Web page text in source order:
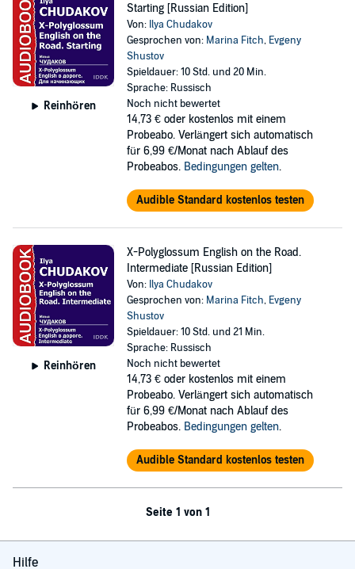
Reinhören
Starting [Russian Edition]
Von: Ilya Chudakov
Gesprochen von: Marina Fitch, Evgeny
Shustov
Spieldauer: 10 Std. und 20 Min.
Sprache: Russisch
Noch nicht bewertet
14,73 € oder kostenlos mit einem
Probeabo. Verlängert sich automatisch
für 6,99 €/Monat nach Ablauf des
Probeabos. Bedingungen gelten.
Audible Standard kostenlos testen
Reinhören
X-Polyglossum English on the Road.
Intermediate [Russian Edition]
Von: Ilya Chudakov
Gesprochen von: Marina Fitch, Evgeny
Shustov
Spieldauer: 10 Std. und 21 Min.
Sprache: Russisch
Noch nicht bewertet
14,73 € oder kostenlos mit einem
Probeabo. Verlängert sich automatisch
für 6,99 €/Monat nach Ablauf des
Probeabos. Bedingungen gelten.
Audible Standard kostenlos testen
Seite 1 von 1
Hilfe